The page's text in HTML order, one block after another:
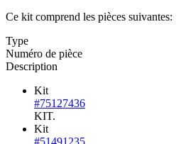
Ce kit comprend les pièces suivantes:
Type
Numéro de pièce
Description
Kit
#75127436
KIT.
Kit